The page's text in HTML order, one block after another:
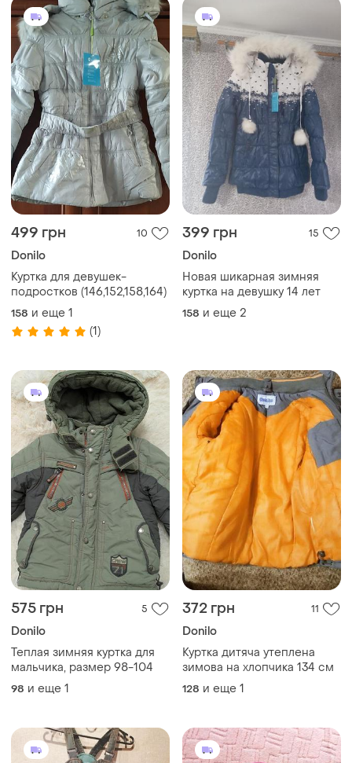
499 грн 10
Donilo
Куртка для девушек-
подростков (146,152,158,164)
158 и еще 1
(1)
399 грн 15
Donilo
Новая шикарная зимняя
куртка на девушку 14 лет
158 и еще 2
575 грн 5
Donilo
Теплая зимняя куртка для
мальчика, размер 98-104
98 и еще 1
372 грн 11
Donilo
Куртка дитяча утеплена
зимова на хлопчика 134 см
128 и еще 1